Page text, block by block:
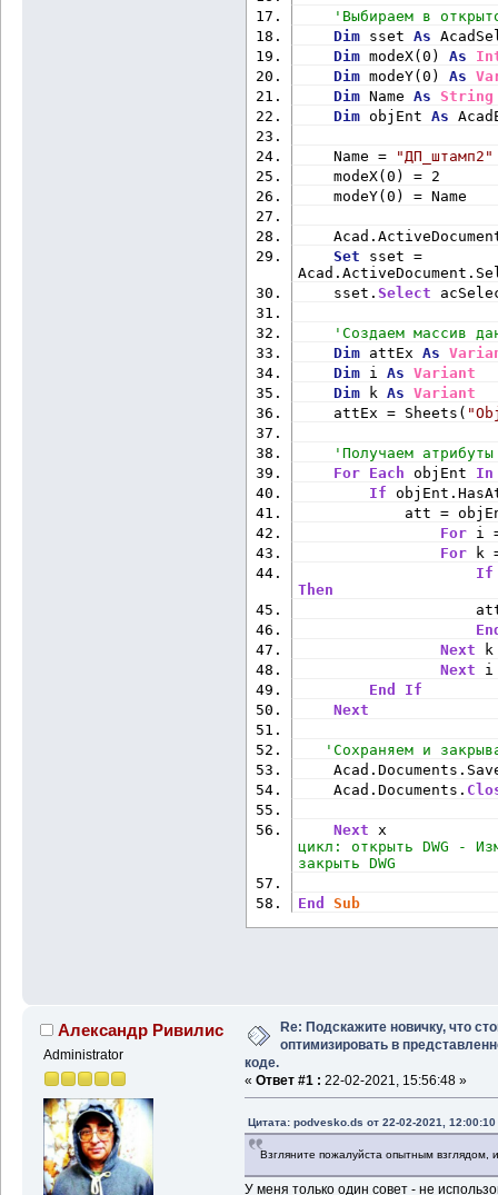
'Выбираем в
Dim sset As
Dim modeX(0) As
Dim modeY(0) As
Dim Name As
String
Dim objEnt As
Name =
"ДП_штамп2"
modeX(0) = 2
modeY(0) = Name
Set sset =
sset.Select
'Создаем массив
Dim attEx As
Dim i As
Variant
Dim k As
Variant
attEx = Sheets(
'Получаем
For Each objEnt In
If
att =
For i
For k
If
Then
Next k
Next i
End
If
Next
'Сохраняем и
Acad.Documents.
Next
цикл: открыть DWG -
закрыть DWG
End Sub
Александр Ривилис
Administrator
Re: Подскажите новичку, что
оптимизировать в
коде.
« Ответ #1 : 22-02-2021, 15:56:48 »
Цитата: podvesko.ds от 22-02-2021, 12:00:10
Взгляните пожалуйста опытным взглядом,
У меня только один совет - не